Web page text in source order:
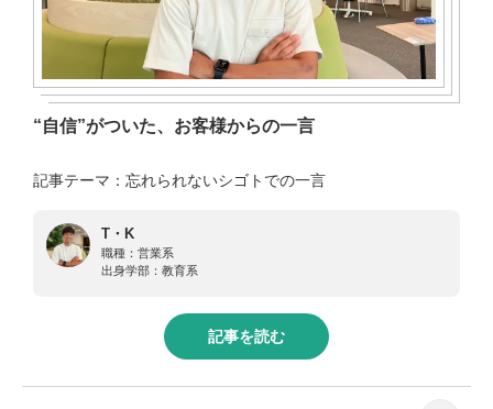
“自信”がついた、お客様からの一言
記事テーマ：忘れられないシゴトでの一言
T・K
職種： 営業系
出身学部： 教育系
記事を読む